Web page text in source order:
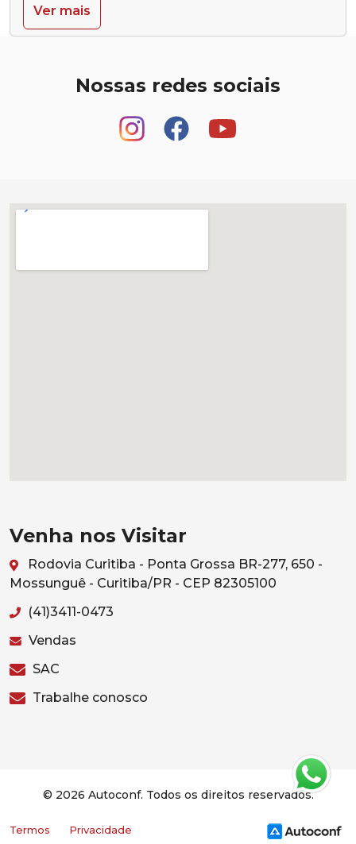
Ver mais
Nossas redes sociais
Venha nos Visitar
Rodovia Curitiba - Ponta Grossa BR-277, 650 -
Mossunguê - Curitiba/PR - CEP 82305100
(41)3411-0473
Vendas
SAC
Trabalhe conosco
© 2026 Autoconf. Todos os direitos reservados.
Termos Privacidade